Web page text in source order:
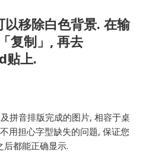
以移除白色背景. 在输
复制」, 再去
上.
拼音排版完成的图片, 相容于桌
用担心字型缺失的问题, 保证您
后都能正确显示.